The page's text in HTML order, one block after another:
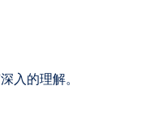
入的理解。